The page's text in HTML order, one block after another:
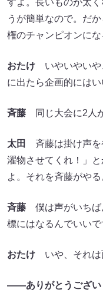
すよ。長いものが太
うが簡単なので。だ
権のチャンピオンにな
おたけ いやいやいや
に出たら企画的にはい
斉藤 同じ大会に2人
太田
斉藤は掛け声を
濯物させてくれ！」
よ。それを斉藤がやる
斉藤 僕は声がいちば
標にはなるんでいいで
おたけ いや、それは
――ありがとうござい